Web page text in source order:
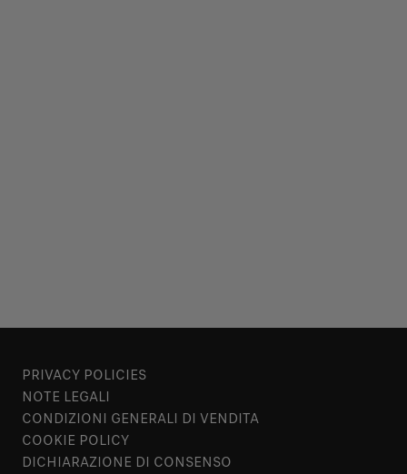
PRIVACY POLICIES
NOTE LEGALI
CONDIZIONI GENERALI DI VENDITA
COOKIE POLICY
DICHIARAZIONE DI CONSENSO